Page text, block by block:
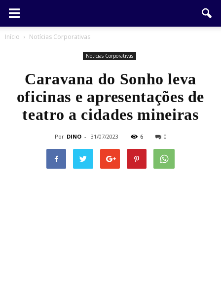
Início Notícias Corporativas
Notícias Corporativas
Caravana do Sonho leva
oficinas e apresentações de
teatro a cidades mineiras
Por DINO - 31/07/2023 6 0